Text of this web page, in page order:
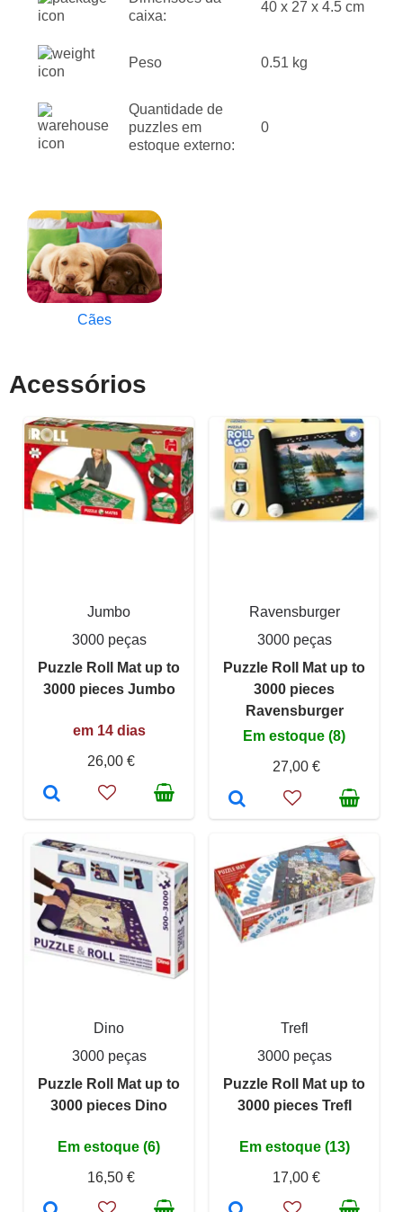
caixa:
40 x 27 x 4.5 cm
Peso 0.51 kg
Quantidade de
puzzles em
estoque externo:
0
Cães
Acessórios
Jumbo
3000 peças
Puzzle Roll Mat up to
3000 pieces Jumbo
em 14 dias
26,00 €
Ravensburger
3000 peças
Puzzle Roll Mat up to
3000 pieces
Ravensburger
Em estoque (8)
27,00 €
Dino
3000 peças
Puzzle Roll Mat up to
3000 pieces Dino
Em estoque (6)
16,50 €
Trefl
3000 peças
Puzzle Roll Mat up to
3000 pieces Trefl
Em estoque (13)
17,00 €